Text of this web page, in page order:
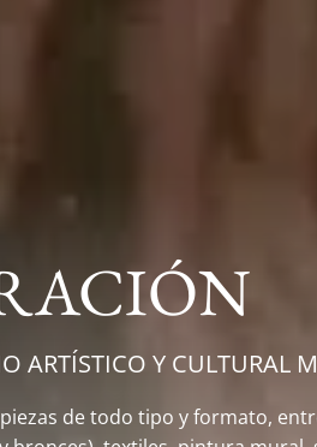
ARTÍSTICO Y CULTURAL
de todo tipo y formato,